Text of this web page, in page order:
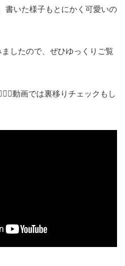
書いた様子もとにかく可愛いの
したので、ぜひゆっくりご覧
動画では裏移りチェックもし